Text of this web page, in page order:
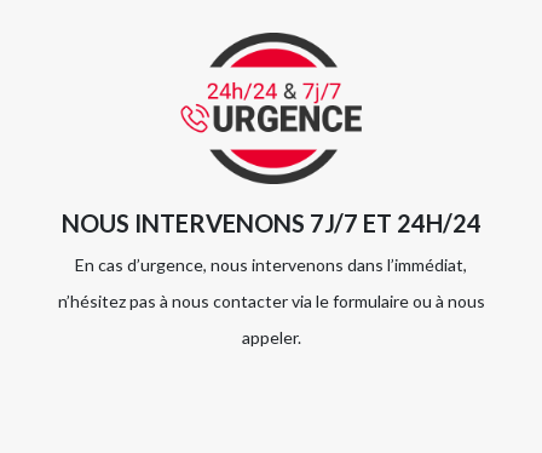
NOUS INTERVENONS 7J/7 ET 24H/24
En cas d’urgence, nous intervenons dans l’immédiat,
n’hésitez pas à nous contacter via le formulaire ou à nous
appeler.